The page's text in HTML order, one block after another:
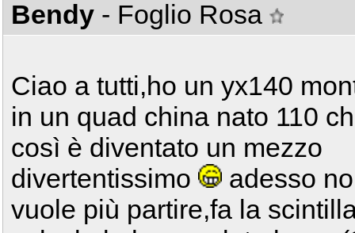
Bendy - Foglio Rosa
Ciao a tutti,ho un yx140
in un quad china nato 110
così è diventato un mezzo
divertentissimo
adesso
vuole più partire,fa la